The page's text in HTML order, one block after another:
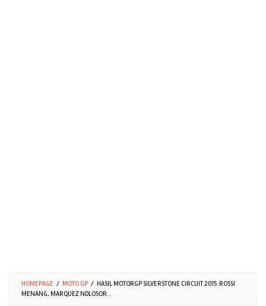
HOMEPAGE / MOTO GP / HASIL MOTORGP SILVERSTONE CIRCUIT 2015..ROSSI
MENANG, MARQUEZ NDLOSOR...